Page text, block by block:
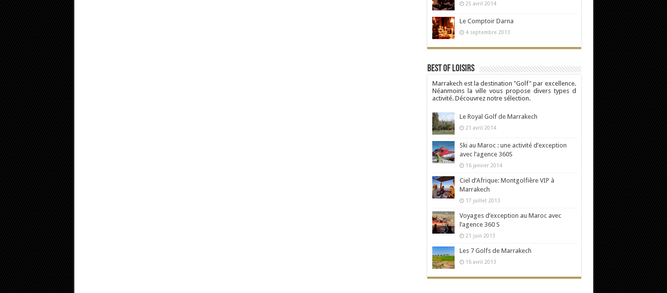
25 avril 2014
Le Comptoir Darna
4 septembre 2013
Best Of Loisirs
Marrakech est la destination "Golf" par excellence.
Néanmoins la ville vous propose divers types d
activité. Découvrez notre sélection.
Le Royal Golf de Marrakech
21 avril 2014
Ski au Maroc : une activité d’exception
avec l’agence 360S
16 janvier 2014
Ciel d’Afrique: Montgolfière VIP à
Marrakech
17 juillet 2013
Voyages d’exception au Maroc avec
l’agence 360 S
21 juin 2013
Les 7 Golfs de Marrakech
16 avril 2013